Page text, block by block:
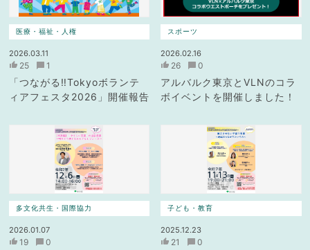
医療・福祉・人権
2026.03.11
25 1
「つながる‼Tokyoボランテ
ィアフェスタ2026」開催報告
スポーツ
2026.02.16
26 0
アルバルク東京とVLNのコラ
ボイベントを開催しました！
多文化共生・国際協力
2026.01.07
19 0
子ども・教育
2025.12.23
21 0